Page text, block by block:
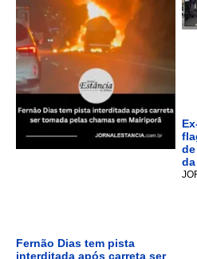
Fernão Dias tem pista
interditada após carreta ser